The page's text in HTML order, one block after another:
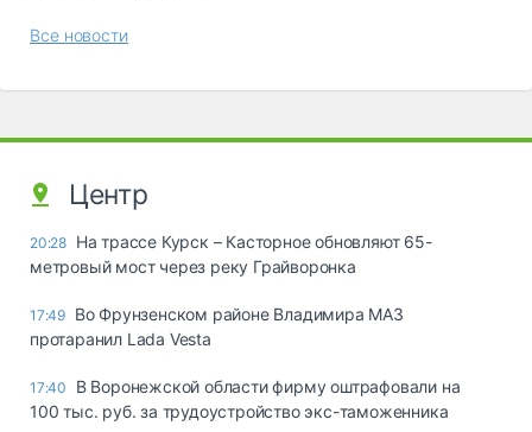
Все новости
Центр
20:28 На трассе Курск – Касторное обновляют 65-
метровый мост через реку Грайворонка
17:49 Во Фрунзенском районе Владимира МАЗ
протаранил Lada Vesta
17:40
В Воронежской области фирму оштрафовали на
100 тыс. руб. за трудоустройство экс-таможенника